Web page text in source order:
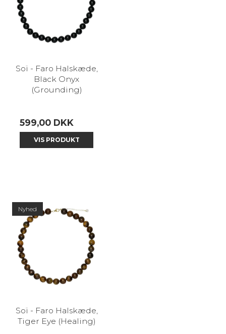
Soï - Faro Halskæde,
Black Onyx
(Grounding)
599,00 DKK
VIS PRODUKT
Nyhed
Soï - Faro Halskæde,
Tiger Eye (Healing)